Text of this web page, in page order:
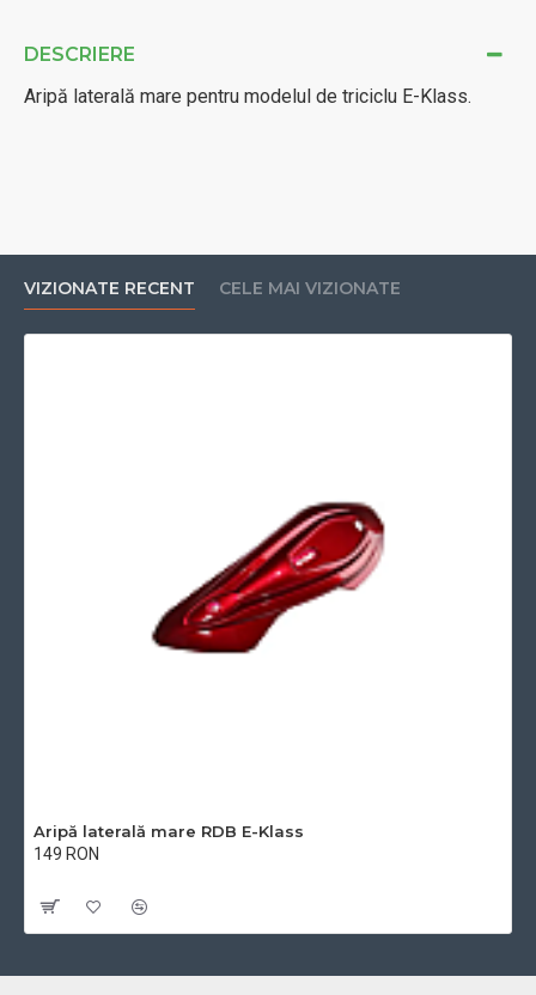
DESCRIERE
Aripă laterală mare pentru modelul de triciclu E-Klass.
VIZIONATE RECENT CELE MAI VIZIONATE
Aripă laterală mare RDB E-Klass
149 RON